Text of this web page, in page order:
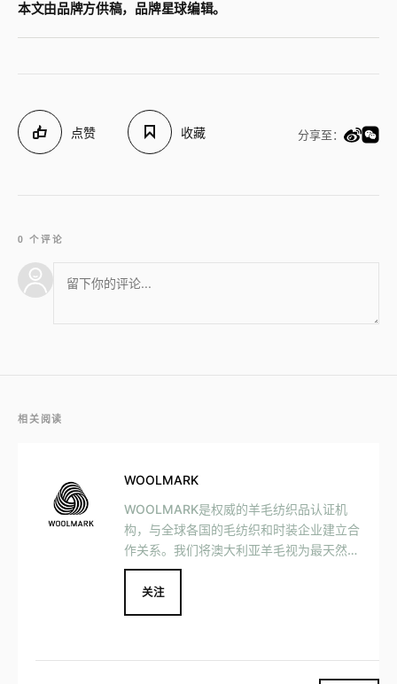
本文由品牌方供稿，品牌星球编辑。
点赞 收藏 分享至：
0 个评论
相关阅读
WOOLMARK
WOOLMARK是权威的羊毛纺织品认证机
构，与全球各国的毛纺织和时装企业建立合
作关系。我们将澳大利亚羊毛视为最天然的
制衣纤维和高奢时装的首选面料。纯羊毛标
志（WOOLMARK）是全球最知名的纺织标
志。它不仅是高品质的保证，也是从牧场到
关注